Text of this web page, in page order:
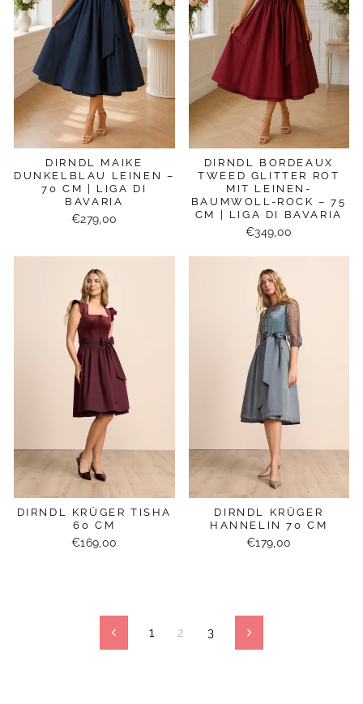
DIRNDL MAIKE
DUNKELBLAU LEINEN –
70 CM | LIGA DI
BAVARIA
€279,00
DIRNDL BORDEAUX
TWEED GLITTER ROT
MIT LEINEN-
BAUMWOLL-ROCK – 75
CM | LIGA DI BAVARIA
€349,00
DIRNDL KRÜGER TISHA
60 CM
€169,00
DIRNDL KRÜGER
HANNELIN 70 CM
€179,00
Zurück
1 2 3 Vorwärts